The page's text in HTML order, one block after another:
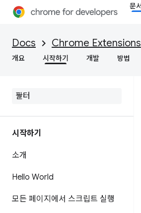
문
Docs Chrome Extensions
개요 시작하기 개발 방법
시작하기
소개
Hello World
모든 페이지에서 스크립트 실행